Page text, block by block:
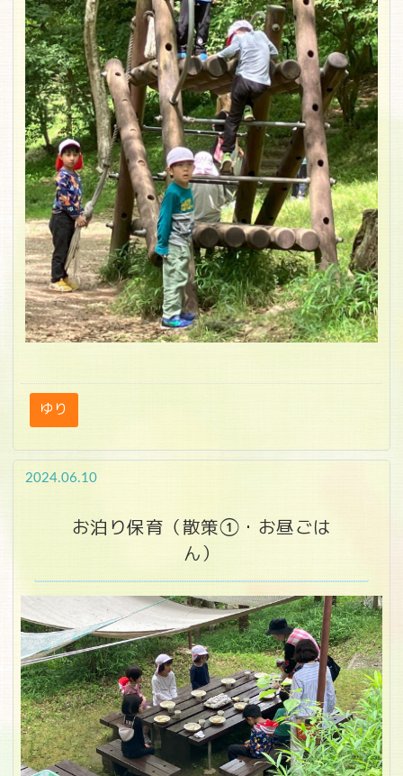
ゆり
2024.06.10
お泊り保育（散策①・お昼ごは
ん）